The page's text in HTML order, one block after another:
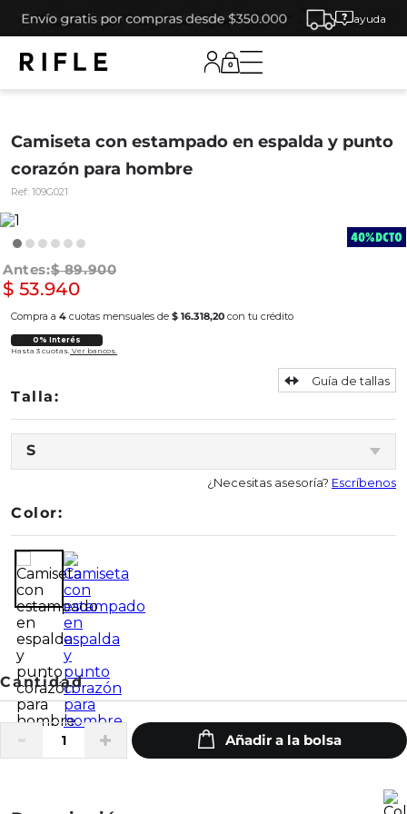
ayuda
0
Camiseta con estampado en espalda y punto
corazón para hombre
Ref: 109G021
$ 89.900
$ 53.940
Compra a 4 cuotas mensuales de $ 16.318,20 con tu crédito
0% Interés
Hasta 3 cuotas. Ver bancos.
S
Guía de tallas
¿Necesitas asesoría? Escríbenos
Color: